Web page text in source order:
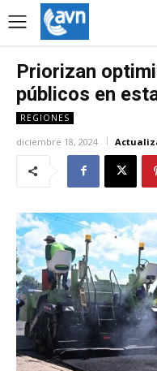
Priorizan
públicos en
REGIONES
diciembre 18, 2024